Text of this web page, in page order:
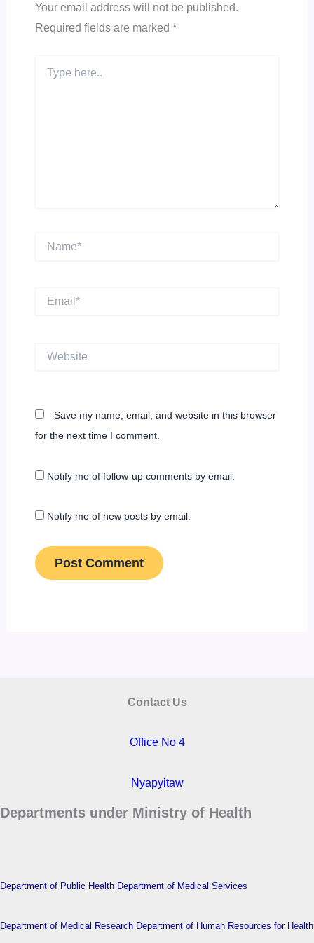
Your email address will not be published.
Required fields are marked *
here..
Email*
Save my name, email, and website in this browser
for the next time I comment.
Notify me of follow-up comments by email.
Notify me of new posts by email.
Contact Us
Office No 4
Nyapyitaw
Departments under Ministry of Health
Department of Public Health Department of Medical Services
Department of Medical Research Department of Human Resources for Health